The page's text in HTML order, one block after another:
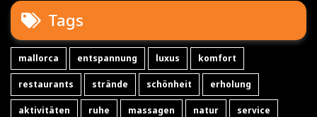
Tags
mallorca entspannung luxus komfort
restaurants strände schönheit erholung
aktivitäten ruhe massagen natur service